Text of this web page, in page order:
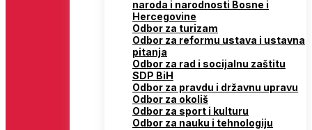
naroda i narodnosti Bosne i
Hercegovine
Odbor za turizam
Odbor za reformu ustava i ustavna
pitanja
Odbor za rad i socijalnu zaštitu
SDP BiH
Odbor za pravdu i državnu upravu
Odbor za okoliš
Odbor za sport i kulturu
Odbor za nauku i tehnologiju